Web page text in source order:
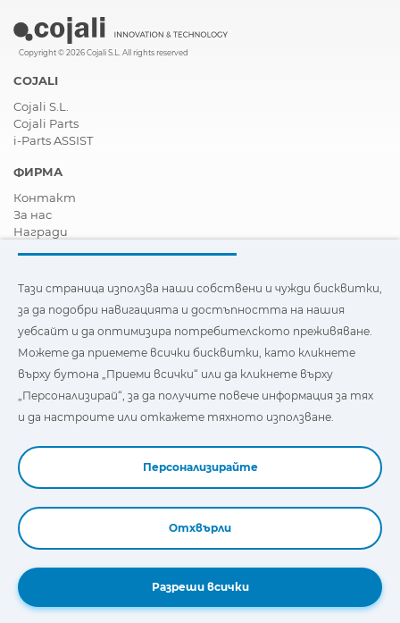
Copyright © 2026 Cojali S.L. All rights reserved
COJALI
Cojali S.L.
Cojali Parts
i-Parts ASSIST
ФИРМА
Контакт
За нас
Награди
Станете дистрибутор
Новини
Видеа
FAQ - Често задавани въпроси
Тази страница използва наши собствени и бисквитки на
трети страни, за да подобри навигацията и
достъпността на нашия уебсайт и да оптимизира
потребителското изживяване. Можете да кликнете
тях и да зададете или откажете използването им.
Тази страница използва наши собствени и чужди бисквитки,
за да подобри навигацията и достъпността на нашия
уебсайт и да оптимизира потребителското преживяване.
Можете да приемете всички бисквитки, като кликнете
върху бутона „Приеми всички“ или да кликнете върху
„Персонализирай“, за да получите повече информация за тях
и да настроите или откажете тяхното използване.
Персонализирайте
Отхвърли
Разреши всички